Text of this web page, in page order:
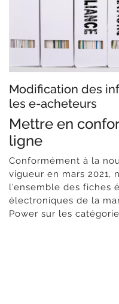
Modification des
les e-acheteurs
Mettre en
ligne
Conformément à la
vigueur en mars 2021,
l'ensemble des fiches
électroniques de la
Power sur les